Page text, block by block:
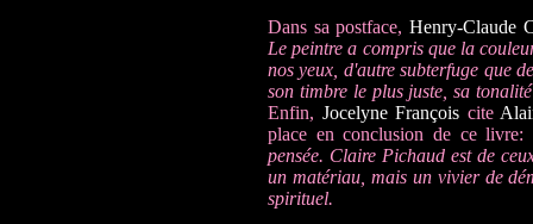
Dans sa postface,Henry-Claude
Le peintre a compris que la
nos yeux, d'autre subterfuge que
son timbre le plus juste, sa
Enfin, Jocelyne François cite
place en conclusion de ce livre:
pensée. Claire Pichaud est de
un matériau, mais un vivier de
spirituel.